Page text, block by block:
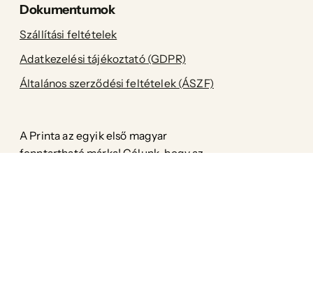
Dokumentumok
Szállítási feltételek
Adatkezelési tájékoztató (GDPR)
Általános szerződési feltételek (ÁSZF)
A Printa az egyik első magyar
fenntartható márka! Célunk, hogy az